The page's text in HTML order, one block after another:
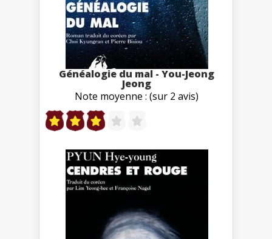
Généalogie du mal - You-Jeong
Jeong
Note moyenne : (sur 2 avis)